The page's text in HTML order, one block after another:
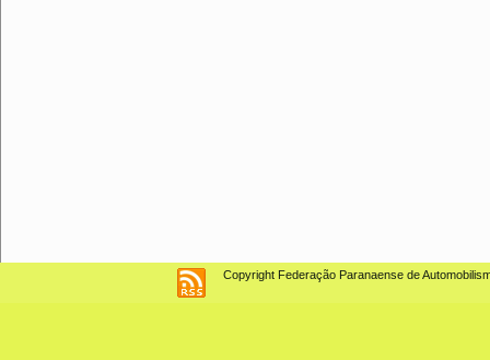
Copyright Federação Paranaense de